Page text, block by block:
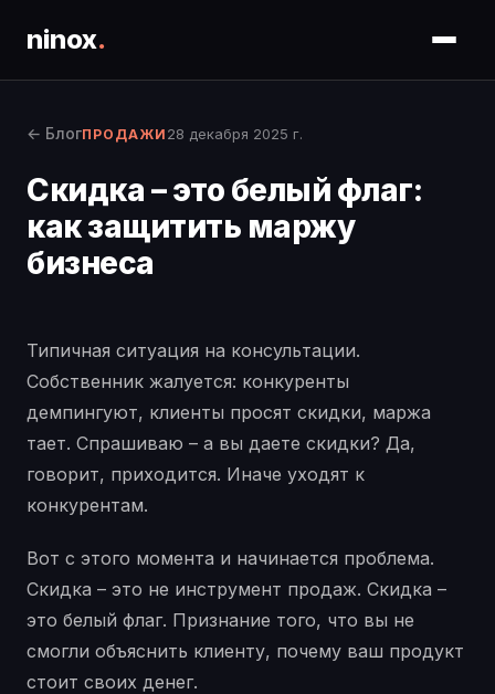
ninox.
← БлогПРОДАЖИ 28 декабря 2025 г.
Скидка – это белый флаг:
как защитить маржу
бизнеса
Типичная ситуация на консультации.
Собственник жалуется: конкуренты
демпингуют, клиенты просят скидки, маржа
тает. Спрашиваю – а вы даете скидки? Да,
говорит, приходится. Иначе уходят к
конкурентам.
Вот с этого момента и начинается проблема.
Скидка – это не инструмент продаж. Скидка –
это белый флаг. Признание того, что вы не
смогли объяснить клиенту, почему ваш продукт
стоит своих денег.